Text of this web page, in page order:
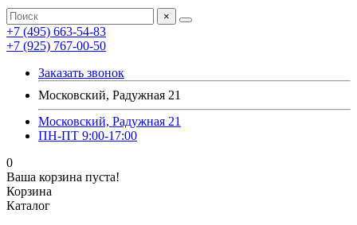
×
+7 (495) 663-54-83
+7 (925) 767-00-50
Заказать звонок
Московский, Радужная 21
Московский, Радужная 21
ПН-ПТ 9:00-17:00
0
Ваша корзина пуста!
Корзина
Каталог